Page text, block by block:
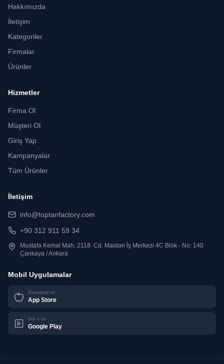
Hakkımızda
İletişim
Kategoriler
Firmalar
Ürünler
Hizmetler
Firma Ol
Müşteri Ol
Giriş Yap
Kampanyalar
Tüm Ürünler
İletişim
info@toptanfactory.com
+90 312 911 59 34
Mustafa Kemal Mah. 2118. Cd. Maidan İş Merkezi 4C Blok - No: 140
Çankaya / Ankara
Mobil Uygulamalar
Download on
App Store
Get it on
Google Play